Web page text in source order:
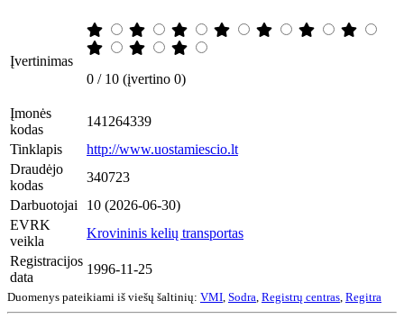
Įvertinimas
0 / 10 (įvertino 0)
Įmonės
kodas
141264339
Tinklapis
http://www.uostamiescio.lt
Draudėjo
kodas
340723
Darbuotojai
10 (2026-06-30)
EVRK
veikla
Krovininis kelių transportas
Registracijos
data
1996-11-25
Duomenys pateikiami iš viešų šaltinių: VMI Sodra Registrų centras Regitra